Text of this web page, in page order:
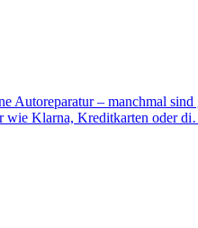
Autoreparatur – manchmal
wie Klarna, Kreditkarten oder